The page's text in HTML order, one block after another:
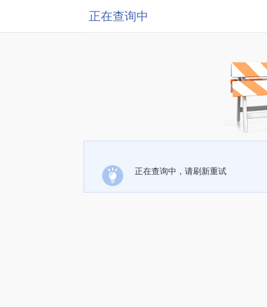
正在查询中
正在查询中，请刷新重试